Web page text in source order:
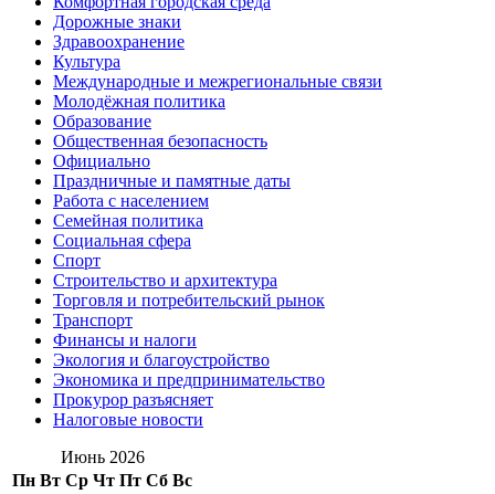
Дорожные знаки
Здравоохранение
Культура
Международные и межрегиональные связи
Молодёжная политика
Образование
Общественная безопасность
Официально
Праздничные и памятные даты
Работа с населением
Семейная политика
Социальная сфера
Спорт
Строительство и архитектура
Торговля и потребительский рынок
Транспорт
Финансы и налоги
Экология и благоустройство
Экономика и предпринимательство
Прокурор разъясняет
Налоговые новости
Июнь 2026
Пн Вт Ср Чт Пт Сб Вс